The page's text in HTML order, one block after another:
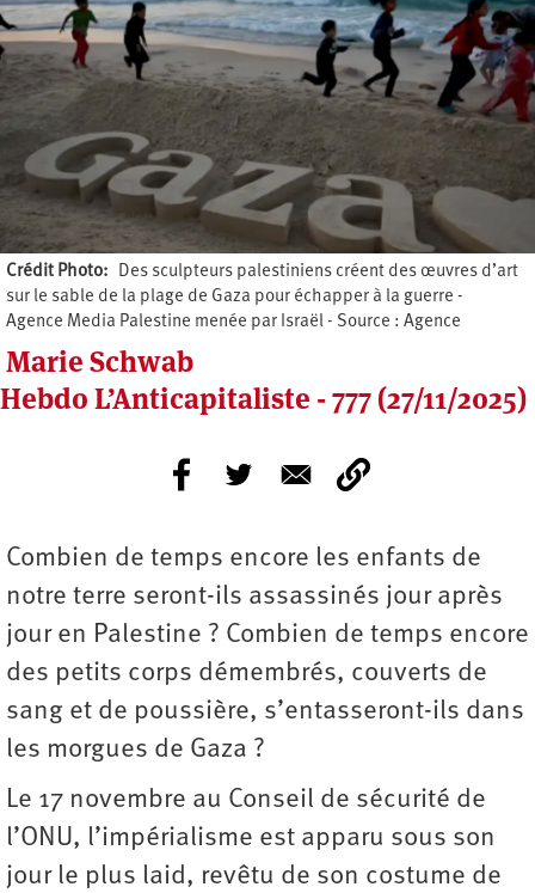
Crédit Photo
Des sculpteurs palestiniens créent des œuvres d’art
sur le sable de la plage de Gaza pour échapper à la guerre -
Agence Media Palestine menée par Israël - Source : Agence
Marie Schwab
Hebdo L’Anticapitaliste - 777 (27/11/2025)
Combien de temps encore les enfants de
notre terre seront-ils assassinés jour après
jour en Palestine ? Combien de temps encore
des petits corps démembrés, couverts de
sang et de poussière, s’entasseront-ils dans
les morgues de Gaza ?
Le 17 novembre au Conseil de sécurité de
l’ONU, l’impérialisme est apparu sous son
jour le plus laid, revêtu de son costume de